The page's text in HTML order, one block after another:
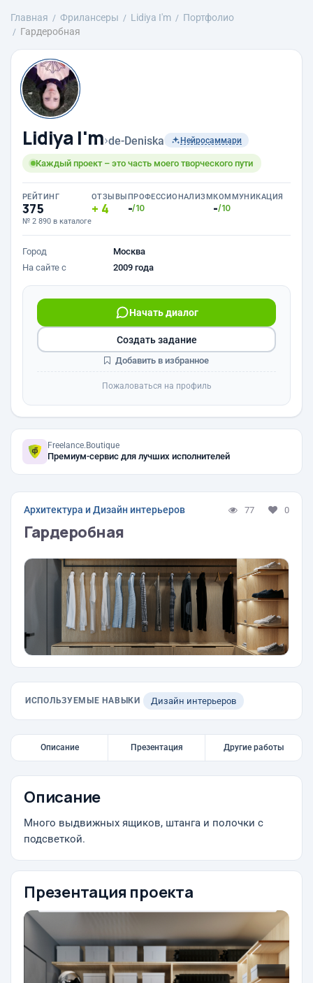
Главная Фрилансеры Lidiya I'm
Портфолио
Гардеробная
Lidiya I'm›de-Deniska Нейросаммари
Каждый проект – это часть моего творческого пути
РЕЙТИНГ
375
№ 2 890 в каталоге
ОТЗЫВЫ
4
ПРОФЕССИОНАЛИЗМ
-/10
КОММУНИКАЦИЯ
-/10
Город
Москва
На сайте с
2009 года
Начать диалог
Создать задание
Добавить в избранное
Пожаловаться на профиль
Freelance.Boutique
Премиум-сервис для лучших исполнителей
Архитектура и Дизайн интерьеров 77 0
Гардеробная
ИСПОЛЬЗУЕМЫЕ НАВЫКИ Дизайн интерьеров
Описание Презентация Другие работы
Описание
Много выдвижных ящиков, штанга и полочки с
подсветкой.
Презентация проекта